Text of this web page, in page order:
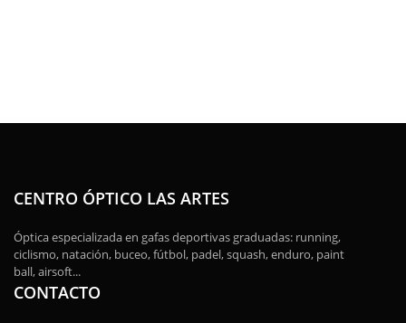
CENTRO ÓPTICO LAS ARTES
Óptica especializada en gafas deportivas graduadas: running,
ciclismo, natación, buceo, fútbol, padel, squash, enduro, paint
ball, airsoft...
CONTACTO